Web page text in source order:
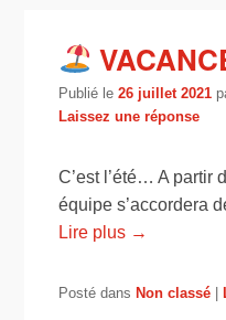
Publié le26 juillet 2021
Laissez une réponse
C’est l’été… A partir
équipe s’accordera
Lire plus →
Posté dans Non classé